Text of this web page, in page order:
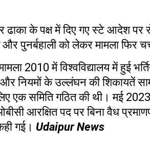
ढाका के पक्ष में दिए गए स्टे आदेश पर
और पुनर्बहाली को लेकर मामला फिर
2010में विश्वविद्यालय में हुई
नियमों के उल्लंघन की शिकायतें
एक समिति गठित की थी। मई
आरक्षित पद पर बिना वैध
गई। Udaipur News